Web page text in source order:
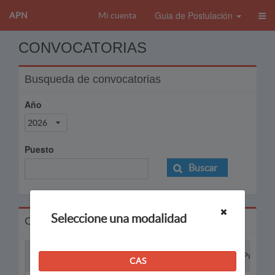
APN Mi cuenta Guia de Postulación
CONVOCATORIAS
Busqueda de convocatorias
Año
2026
Puesto
Buscar
Convocatorias
Puesto
Seleccione una modalidad
CAS